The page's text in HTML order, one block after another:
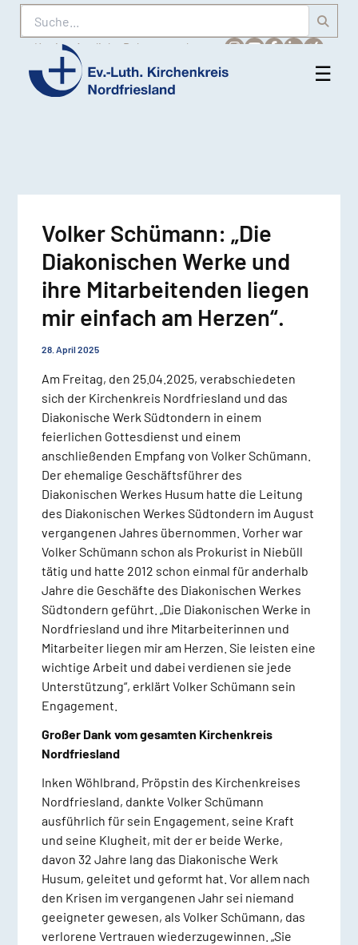
Suche
Karriere Amtliche Bekanntmachungen
Ev.-
☰
Volker Schümann: „Die
Diakonischen Werke und
ihre Mitarbeitenden liegen
mir einfach am Herzen“.
28. April 2025
Am Freitag, den 25.04.2025, verabschiedeten
sich der Kirchenkreis Nordfriesland und das
Diakonische Werk Südtondern in einem
feierlichen Gottesdienst und einem
anschließenden Empfang von Volker Schümann.
Der ehemalige Geschäftsführer des
Diakonischen Werkes Husum hatte die Leitung
des Diakonischen Werkes Südtondern im August
vergangenen Jahres übernommen. Vorher war
Volker Schümann schon als Prokurist in Niebüll
tätig und hatte 2012 schon einmal für anderhalb
Jahre die Geschäfte des Diakonischen Werkes
Südtondern geführt. „Die Diakonischen Werke in
Nordfriesland und ihre Mitarbeiterinnen und
Mitarbeiter liegen mir am Herzen. Sie leisten eine
wichtige Arbeit und dabei verdienen sie jede
Unterstützung“, erklärt Volker Schümann sein
Engagement.
Großer Dank vom gesamten Kirchenkreis
Nordfriesland
Inken Wöhlbrand, Pröpstin des Kirchenkreises
Nordfriesland, dankte Volker Schümann
ausführlich für sein Engagement, seine Kraft
und seine Klugheit, mit der er beide Werke,
davon 32 Jahre lang das Diakonische Werk
Husum, geleitet und geformt hat. Vor allem nach
den Krisen im vergangenen Jahr sei niemand
geeigneter gewesen, als Volker Schümann, das
verlorene Vertrauen wiederzugewinnen. „Sie